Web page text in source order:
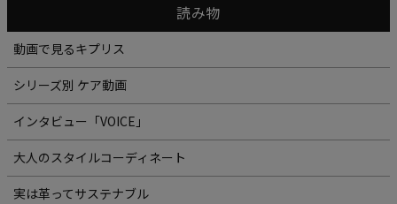
読み物
動画で見るキプリス
シリーズ別 ケア動画
インタビュー「VOICE」
大人のスタイルコーディネート
実は革ってサステナブル